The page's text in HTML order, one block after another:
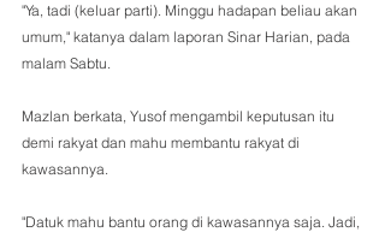
"Ya, tadi (keluar parti). Minggu hadapan beliau akan
umum," katanya dalam laporan Sinar Harian, pada
malam Sabtu.
Mazlan berkata, Yusof mengambil keputusan itu
demi rakyat dan mahu membantu rakyat di
kawasannya.
"Datuk mahu bantu orang di kawasannya saja. Jadi,